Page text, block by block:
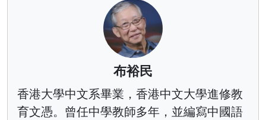
布裕民
香港大學中文系畢業，香港中文大學進修教
育文憑。曾任中學教師多年，並編寫中國語